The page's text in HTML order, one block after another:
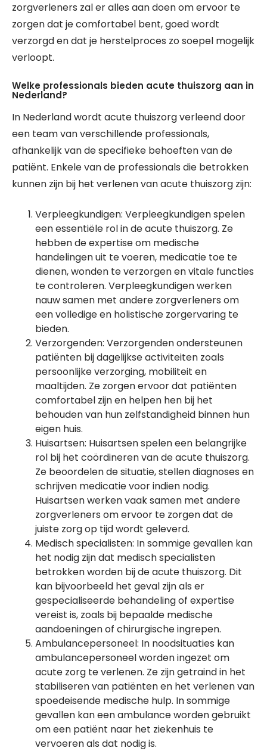
zorgverleners zal er alles aan doen om ervoor te
zorgen dat je comfortabel bent, goed wordt
verzorgd en dat je herstelproces zo soepel mogelijk
verloopt.
Welke professionals bieden acute thuiszorg aan in
Nederland?
In Nederland wordt acute thuiszorg verleend door
een team van verschillende professionals,
afhankelijk van de specifieke behoeften van de
patiënt. Enkele van de professionals die betrokken
kunnen zijn bij het verlenen van acute thuiszorg zijn:
Verpleegkundigen: Verpleegkundigen spelen
een essentiële rol in de acute thuiszorg. Ze
hebben de expertise om medische
handelingen uit te voeren, medicatie toe te
dienen, wonden te verzorgen en vitale functies
te controleren. Verpleegkundigen werken
nauw samen met andere zorgverleners om
een volledige en holistische zorgervaring te
bieden.
Verzorgenden: Verzorgenden ondersteunen
patiënten bij dagelijkse activiteiten zoals
persoonlijke verzorging, mobiliteit en
maaltijden. Ze zorgen ervoor dat patiënten
comfortabel zijn en helpen hen bij het
behouden van hun zelfstandigheid binnen hun
eigen huis.
Huisartsen: Huisartsen spelen een belangrijke
rol bij het coördineren van de acute thuiszorg.
Ze beoordelen de situatie, stellen diagnoses en
schrijven medicatie voor indien nodig.
Huisartsen werken vaak samen met andere
zorgverleners om ervoor te zorgen dat de
juiste zorg op tijd wordt geleverd.
Medisch specialisten: In sommige gevallen kan
het nodig zijn dat medisch specialisten
betrokken worden bij de acute thuiszorg. Dit
kan bijvoorbeeld het geval zijn als er
gespecialiseerde behandeling of expertise
vereist is, zoals bij bepaalde medische
aandoeningen of chirurgische ingrepen.
Ambulancepersoneel: In noodsituaties kan
ambulancepersoneel worden ingezet om
acute zorg te verlenen. Ze zijn getraind in het
stabiliseren van patiënten en het verlenen van
spoedeisende medische hulp. In sommige
gevallen kan een ambulance worden gebruikt
om een patiënt naar het ziekenhuis te
vervoeren als dat nodig is.